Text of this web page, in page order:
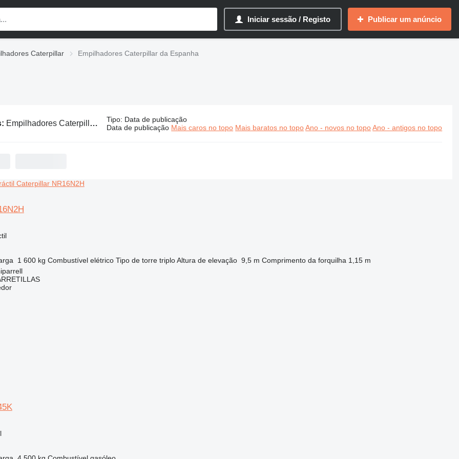
Iniciar sessão / Registo Publicar um anúncio
Caterpillar Empilhadores Caterpillar da Espanha
Empilhadores Caterpillar da Espanha Tipo: Data de publicação
Data de publicação Mais caros no topo Mais baratos no topo Ano - novos no topo Ano - antigos no topo
1 600 kg Combustível elétrico Tipo de torre triplo Altura de elevação 9,5 m Comprimento da forquilha 1,15 m